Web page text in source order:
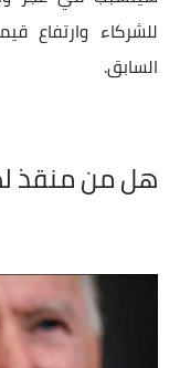
للشركاء وارتفاع
السابق.
هل من منقذ